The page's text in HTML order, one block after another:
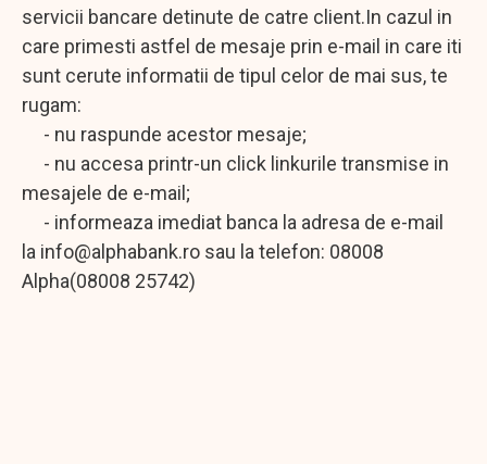
servicii bancare detinute de catre client.In cazul in
care primesti astfel de mesaje prin e-mail in care iti
sunt cerute informatii de tipul celor de mai sus, te
rugam:
- nu raspunde acestor mesaje;
- nu accesa printr-un click linkurile transmise in
mesajele de e-mail;
- informeaza imediat banca la adresa de e-mail
la info@alphabank.ro sau la telefon: 08008
Alpha(08008 25742)